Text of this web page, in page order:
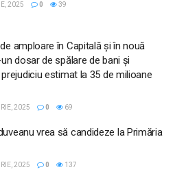
2025 0 39
amploare în Capitală și în nouă
dosar de spălare de bani și
prejudiciu estimat la 35 de milioane
2025 0 69
vrea să candideze la Primăria
2025 0 137